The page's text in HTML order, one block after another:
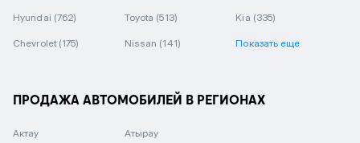
Hyundai (762) Toyota (513) Kia (335)
Chevrolet (175) Nissan (141) Показать еще
ПРОДАЖА АВТОМОБИЛЕЙ В РЕГИОНАХ
Актау Атырау